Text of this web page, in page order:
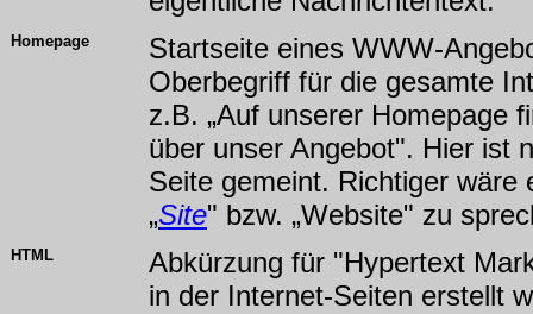
Homepage
Startseite eines WWW-
Oberbegriff für die gesamte
z.B. „Auf unserer Homepage
über unser Angebot". Hier ist
Seite gemeint. Richtiger wäre
„Site" bzw. „Website" zu
HTML
Abkürzung für "Hypertext
in der Internet-Seiten erstellt